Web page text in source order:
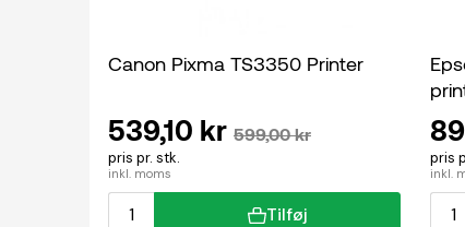
Canon Pixma TS3350 Printer
pris pr. stk.
inkl. moms
539,10 kr 599,00 kr
Tilføj
pris
inkl.